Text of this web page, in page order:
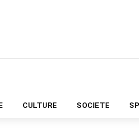
CULTURE SOCIETE